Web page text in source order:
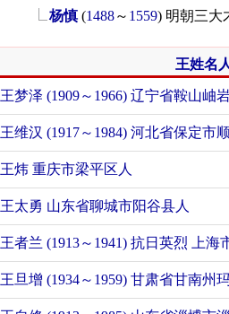
杨慎 (1488～ 1559) 明朝三大
王姓名
王梦泽 (1909～1966) 辽宁省鞍山岫
王维汉 (1917～1984) 河北省保定市
王炜 重庆市梁平区人
王太勇 山东省聊城市阳谷县人
王者兰 (1913～1941) 抗日英烈 上海
王旦增 (1934～1959) 甘肃省甘南州